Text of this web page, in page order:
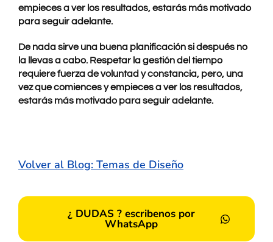
empieces a ver los resultados, estarás más motivado
para seguir adelante.
De nada sirve una buena planificación si después no
la llevas a cabo. Respetar la gestión del tiempo
requiere fuerza de voluntad y constancia, pero, una
vez que comiences y empieces a ver los resultados,
estarás más motivado para seguir adelante.
Volver al Blog: Temas de Diseño
¿ DUDAS ? escribenos por
WhatsApp